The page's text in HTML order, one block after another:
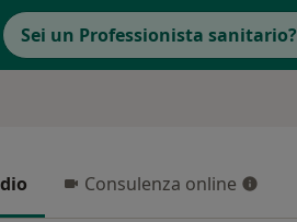
Sei un Professionista sanitario?
Consulenza online
Consulenza online